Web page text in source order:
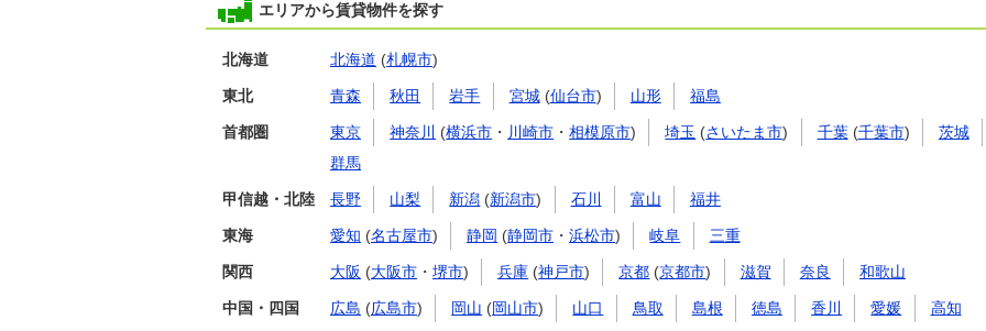
エリアから賃貸物件を探す
北海道 北海道 (札幌市)
東北 青森 秋田 岩手 宮城(仙台市) 山形 福島
首都圏 東京 神奈川 (横浜市 ・ 川崎市 ・相模原市) 埼玉 (さいたま市) 千葉(千葉市) 茨城
群馬
甲信越・北陸 長野 山梨 新潟 (新潟市) 石川 富山 福井
東海 愛知 (名古屋市) 静岡 (静岡市 ・浜松市) 岐阜 三重
関西 大阪 (大阪市 ・ 堺市) 兵庫 (神戸市) 京都 (京都市) 滋賀 奈良 和歌山
中国・四国 広島 (広島市) 岡山 (岡山市) 山口 鳥取 島根 徳島 香川 愛媛 高知